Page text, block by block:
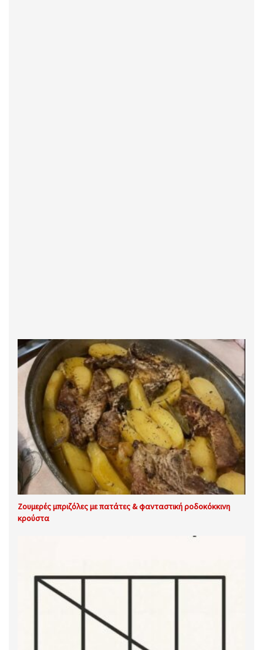
Ζουμερές μπριζόλες με πατάτες & φανταστική ροδοκόκκινη
κρούστα